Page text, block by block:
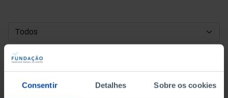
Consentir Detalhes Sobre os cookies
DATA DE INÍCIO
DATA DE FIM